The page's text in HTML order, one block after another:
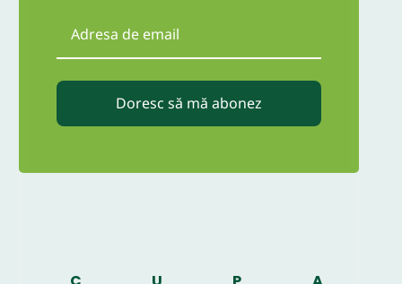
Doresc să mă abonez